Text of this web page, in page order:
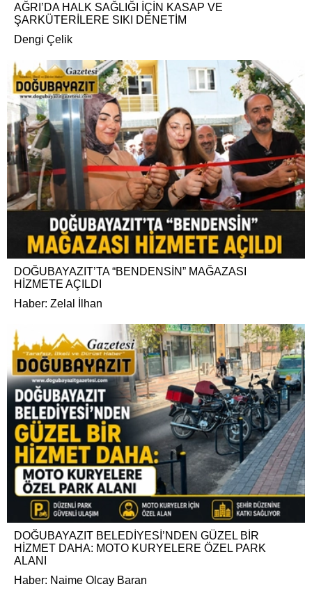
AĞRI’DA HALK SAĞLIĞI İÇİN KASAP VE
ŞARKÜTERİLERE SIKI DENETİM
Dengi Çelik
DOĞUBAYAZIT’TA “BENDENSİN” MAĞAZASI
HİZMETE AÇILDI
Haber: Zelal İlhan
DOĞUBAYAZIT BELEDİYESİ’NDEN GÜZEL BİR
HİZMET DAHA: MOTO KURYELERE ÖZEL PARK
ALANI
Haber: Naime Olcay Baran